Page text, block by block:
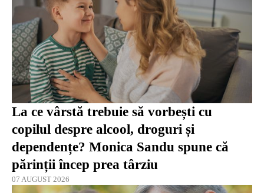
La ce vârstă trebuie să vorbești cu
copilul despre alcool, droguri și
dependențe? Monica Sandu spune că
părinții încep prea târziu
07 AUGUST 2026